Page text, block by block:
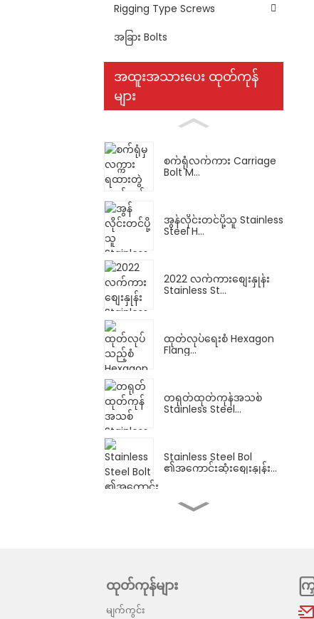
Rigging Type Screws
အခြား Bolts
အထူးအသားပေး ထုတ်ကုန်
များ
စက်ရုံလက်ကား Carriage
Bolt M...
အွန်လိုင်းတင်ပို့သူ Stainless
Steel H...
2022 လက်ကားစျေးနှုန်း
Stainless St...
ထုတ်လုပ်ရေးစံ Hexagon
Flang...
တရုတ်ထုတ်ကုန်အသစ်
Stainless Steel...
Stainless Steel Bol
၏အကောင်းဆုံးစျေးနှုန်း...
စက်ရုံလက်ကား Stainless
Stainless Steel Eye...
ထုတ်ကုန်များ
မျက်ကွင်း
က